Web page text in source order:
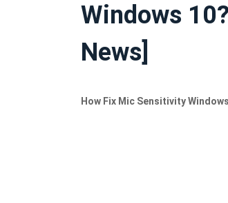
Windows
News]
How Fix Mic Sensitivity